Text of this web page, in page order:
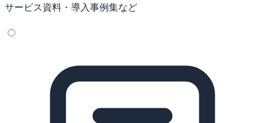
サービス資料・導入事例集など